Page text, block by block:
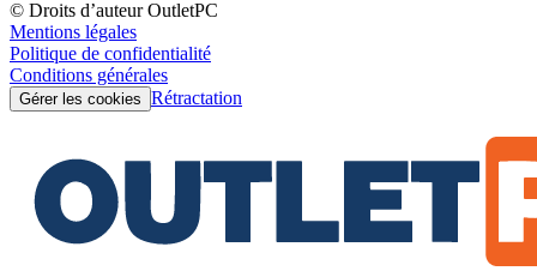
© Droits d’auteur OutletPC
Mentions légales
Politique de confidentialité
Conditions générales
Gérer les cookies Rétractation